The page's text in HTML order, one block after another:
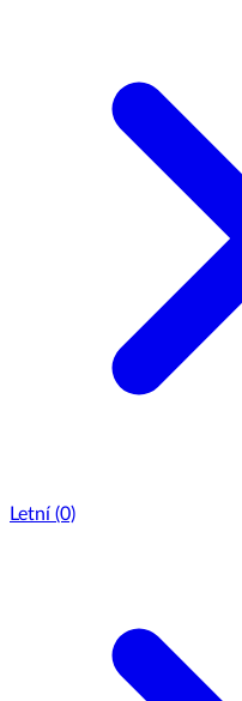
Letní (0)